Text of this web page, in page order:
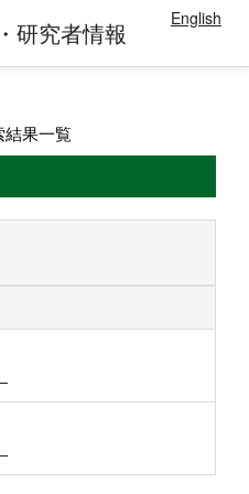
研究者情報 English
結果一覧